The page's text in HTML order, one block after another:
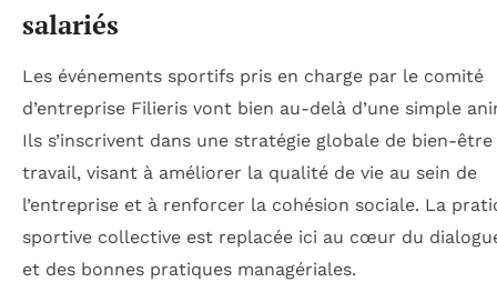
salariés
Les événements sportifs pris en charge par le comité
d’entreprise Filieris vont bien au-delà d’une simple
Ils s’inscrivent dans une stratégie globale de bien-être
travail, visant à améliorer la qualité de vie au sein de
l’entreprise et à renforcer la cohésion sociale. La
sportive collective est replacée ici au cœur du
et des bonnes pratiques managériales.